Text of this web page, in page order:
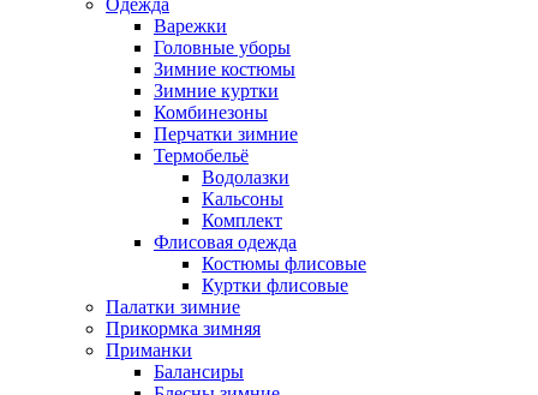
Одежда
Варежки
Головные уборы
Зимние костюмы
Зимние куртки
Комбинезоны
Перчатки зимние
Термобельё
Водолазки
Кальсоны
Комплект
Флисовая одежда
Костюмы флисовые
Куртки флисовые
Палатки зимние
Прикормка зимняя
Приманки
Балансиры